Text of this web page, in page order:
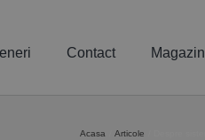
Contact Magazin
Acasa Articole